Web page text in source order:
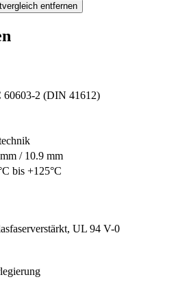
entfernen
60603-2 (DIN 41612)
/ 10.9 mm
bis +125°C
UL 94 V-0